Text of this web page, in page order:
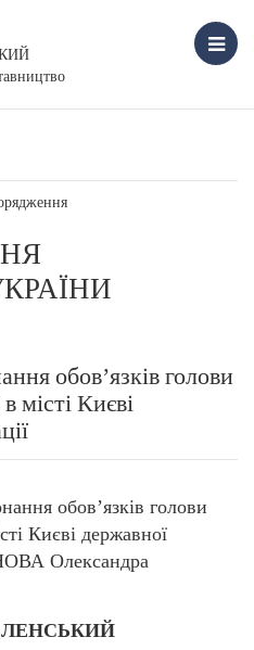
обовʼязків голови
місті Києві
обовʼязків голови
Києві державної
Олександра